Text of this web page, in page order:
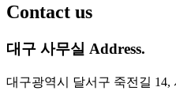
Contact us
대구 사무실 Address.
대구광역시 달서구 죽전길 14,